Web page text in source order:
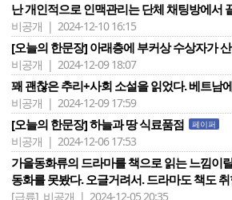
난 개인적으로 인맥관리는 단체 채팅방에서
비공개 | 2024-12-10 16:15
[오늘의 한문장] 아래층에 부커상 수상자가
비공개 | 2024-12-09 18:07
꽤 괜찮은 추리+사회 소설을 읽었다. 베트남
비공개 | 2024-12-09 17:59
[오늘의 한문장] 하늘과 땅 식료품점 페이퍼
비공개 | 2024-12-06 17:53
가을동화류의 드라마를 책으로 읽는 느낌이
동화를 못봤다. 오글거려서. 드라마도 책도
[급류] 비공개 | 2024-12-05 20:35